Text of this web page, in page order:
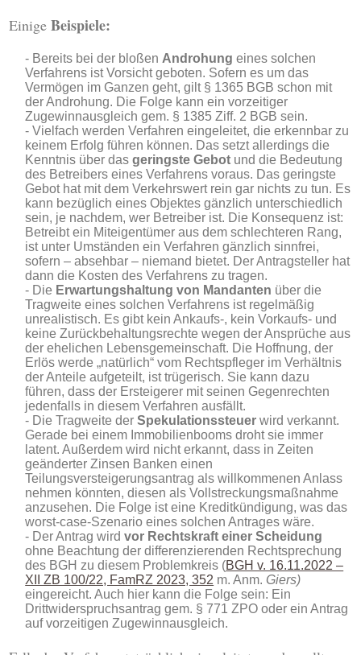
EinigeBeispiele:
Bereits bei der bloßen Androhung eines solchen
Verfahrens ist Vorsicht geboten. Sofern es um das
Vermögen im Ganzen geht, gilt § 1365 BGB schon mit
der Androhung. Die Folge kann ein vorzeitiger
Zugewinnausgleich gem. § 1385 Ziff. 2 BGB sein.
Vielfach werden Verfahren eingeleitet, die erkennbar zu
keinem Erfolg führen können. Das setzt allerdings die
Kenntnis über dasgeringste Gebot und die Bedeutung
des Betreibers eines Verfahrens voraus. Das geringste
Gebot hat mit dem Verkehrswert rein gar nichts zu tun. Es
kann bezüglich eines Objektes gänzlich unterschiedlich
sein, je nachdem, wer Betreiber ist. Die Konsequenz ist:
Betreibt ein Miteigentümer aus dem schlechteren Rang,
ist unter Umständen ein Verfahren gänzlich sinnfrei,
sofern – absehbar – niemand bietet. Der Antragsteller hat
dann die Kosten des Verfahrens zu tragen.
Die Erwartungshaltung von Mandanten über die
Tragweite eines solchen Verfahrens ist regelmäßig
unrealistisch. Es gibt kein Ankaufs-, kein Vorkaufs- und
keine Zurückbehaltungsrechte wegen der Ansprüche aus
der ehelichen Lebensgemeinschaft. Die Hoffnung, der
Erlös werde „natürlich“ vom Rechtspfleger im Verhältnis
der Anteile aufgeteilt, ist trügerisch. Sie kann dazu
führen, dass der Ersteigerer mit seinen Gegenrechten
jedenfalls in diesem Verfahren ausfällt.
Die Tragweite derSpekulationssteuer wird verkannt.
Gerade bei einem Immobilienbooms droht sie immer
latent. Außerdem wird nicht erkannt, dass in Zeiten
geänderter Zinsen Banken einen
Teilungsversteigerungsantrag als willkommenen Anlass
nehmen könnten, diesen als Vollstreckungsmaßnahme
anzusehen. Die Folge ist eine Kreditkündigung, was das
worst-case-Szenario eines solchen Antrages wäre.
Der Antrag wirdvor Rechtskraft einer Scheidung
ohne Beachtung der differenzierenden Rechtsprechung
des BGH zu diesem Problemkreis (BGH v. 16.11.2022 –
XII ZB 100/22, FamRZ 2023, 352 m. Anm.Giers)
eingereicht. Auch hier kann die Folge sein: Ein
Drittwiderspruchsantrag gem. § 771 ZPO oder ein Antrag
auf vorzeitigen Zugewinnausgleich.